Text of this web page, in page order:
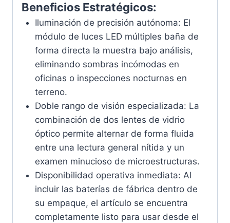
Beneficios Estratégicos:
Iluminación de precisión autónoma: El
módulo de luces LED múltiples baña de
forma directa la muestra bajo análisis,
eliminando sombras incómodas en
oficinas o inspecciones nocturnas en
terreno.
Doble rango de visión especializada: La
combinación de dos lentes de vidrio
óptico permite alternar de forma fluida
entre una lectura general nítida y un
examen minucioso de microestructuras.
Disponibilidad operativa inmediata: Al
incluir las baterías de fábrica dentro de
su empaque, el artículo se encuentra
completamente listo para usar desde el